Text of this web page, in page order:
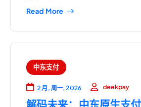
Read More
中东支付
2 月, 周一, 2026 deekpay